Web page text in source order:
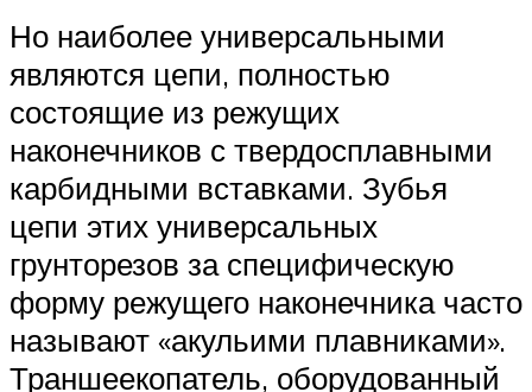
Но наиболее универсальными
являются цепи, полностью
состоящие из режущих
наконечников с твердосплавными
карбидными вставками. Зубья
цепи этих универсальных
грунторезов за специфическую
форму режущего наконечника часто
называют «акульими плавниками».
Траншеекопатель, оборудованный